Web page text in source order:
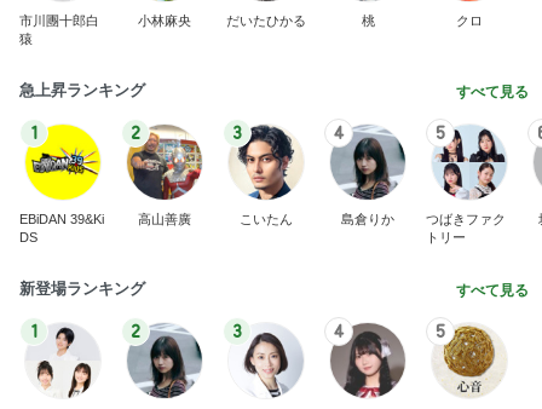
市川團十郎白
猿
小林麻央 だいたひかる 桃 クロ
急上昇ランキング すべて見る
1
EBiDAN 39&Ki
DS
2
高山善廣
3
こいたん
4
島倉りか
5
つばきファク
トリー
新登場ランキング すべて見る
1 2 3 4 5